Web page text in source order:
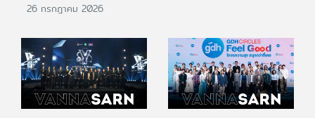
26 กรกฎาคม 2026